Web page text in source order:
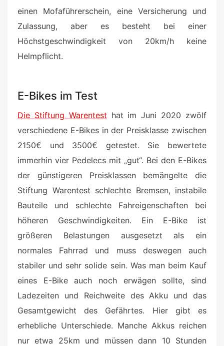
einen Mofaführerschein, eine Versicherung und
Zulassung, aber es besteht bei einer
Höchstgeschwindigkeit von 20km/h keine
Helmpflicht.
E-Bikes im Test
Die Stiftung Warentest hat im Juni 2020 zwölf
verschiedene E-Bikes in der Preisklasse zwischen
2150€ und 3500€ getestet. Sie bewertete
immerhin vier Pedelecs mit „gut“. Bei den E-Bikes
der günstigeren Preisklassen bemängelte die
Stiftung Warentest schlechte Bremsen, instabile
Bauteile und schlechte Fahreigenschaften bei
höheren Geschwindigkeiten. Ein E-Bike ist
größeren Belastungen ausgesetzt als ein
normales Fahrrad und muss deswegen auch
stabiler und sehr solide sein. Was man beim Kauf
eines E-Bike auch noch erwägen sollte, sind
Ladezeiten und Reichweite des Akku und das
Gesamtgewicht des Gefährtes. Hier gibt es
erhebliche Unterschiede. Manche Akkus reichen
nur etwa 25km und müssen dann 10 Stunden